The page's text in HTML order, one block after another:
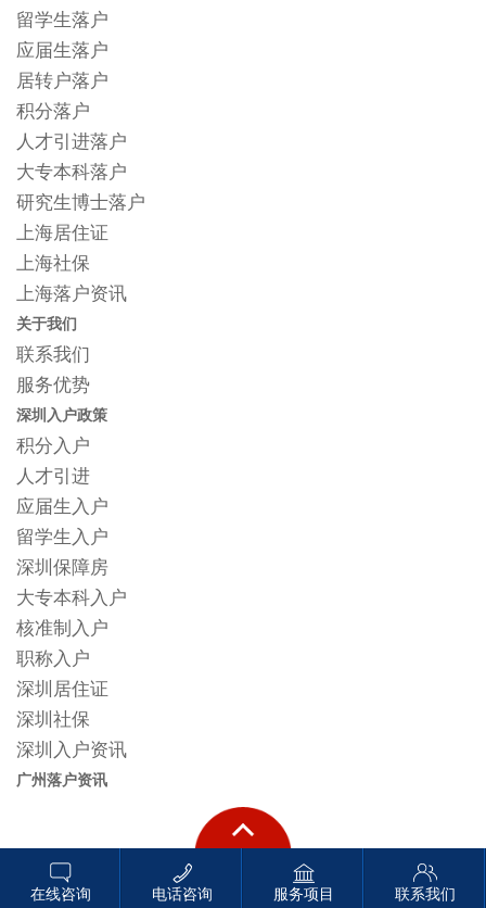
留学生落户
应届生落户
居转户落户
积分落户
人才引进落户
大专本科落户
研究生博士落户
上海居住证
上海社保
上海落户资讯
关于我们
联系我们
服务优势
深圳入户政策
积分入户
人才引进
应届生入户
留学生入户
深圳保障房
大专本科入户
核准制入户
职称入户
深圳居住证
深圳社保
深圳入户资讯
广州落户资讯
在线咨询 电话咨询 服务项目 联系我们